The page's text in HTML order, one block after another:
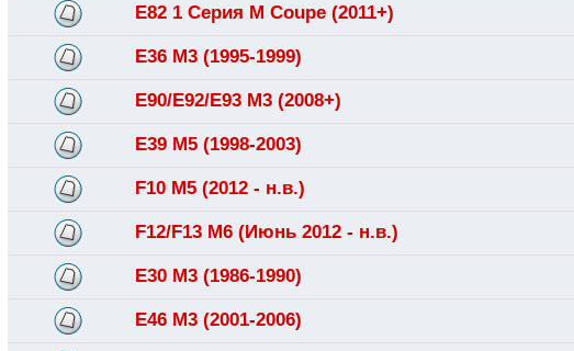
E82 1 Серия M Coupe (2011+)
E36 M3 (1995-1999)
E90/E92/E93 M3 (2008+)
E39 M5 (1998-2003)
F10 M5 (2012 - н.в.)
F12/F13 M6 (Июнь 2012 - н.в.)
E30 M3 (1986-1990)
E46 M3 (2001-2006)